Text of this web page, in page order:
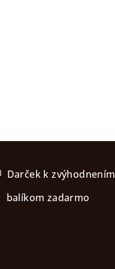
Darček k zvýhodnením
balíkom zadarmo